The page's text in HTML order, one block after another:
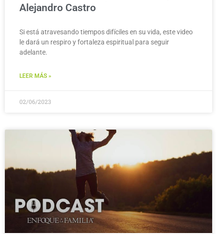
Alejandro Castro
Si está atravesando tiempos difíciles en su vida, este video
le dará un respiro y fortaleza espiritual para seguir
adelante.
LEER MÁS »
02/06/2023